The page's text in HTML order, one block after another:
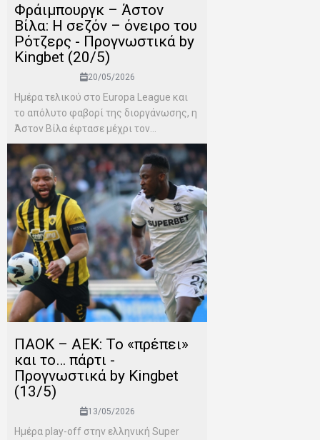
Φράιμπουργκ – Άστον
Βίλα: Η σεζόν – όνειρο του
Ρότζερς - Προγνωστικά by
Kingbet (20/5)
20/05/2026
Ημέρα τελικού στο Europa League και
το απόλυτο φαβορί της διοργάνωσης, η
Άστον Βίλα έφτασε μέχρι τον...
ΠΑΟΚ – ΑΕΚ: Το «πρέπει»
και το… πάρτι -
Προγνωστικά by Kingbet
(13/5)
13/05/2026
Ημέρα play-off στην ελληνική Super